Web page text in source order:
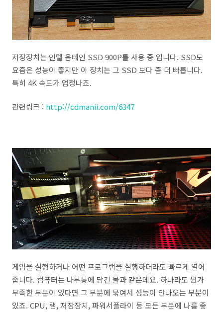
저장장치는 인텔 옵테인 SSD 900P를 사용 중 입니다. SSD도
요즘은 성능이 좋지만 이 장치는 그 SSD 보다 좀 더 빠릅니다.
특히 4K 속도가 엄청나죠.
관련링크 : http://cdmanii.com/6347
게임을 실행하거나 어떤 프로그램을 실행하더라도 빠르게 열어
줍니다. 컴퓨터는 나무통에 담긴 물과 같은데요. 하나라도 뭔가
부족한 부분이 있다면 그 부분에 묶여서 성능이 안나오는 부분이
있죠. CPU, 램, 저장장치, 파워서플라이 등 모든 부분에 나름 좋